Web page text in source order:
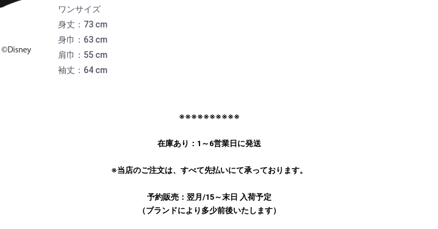
ワンサイズ
身丈：73 cm
身巾：63 cm
肩巾：55 cm
袖丈：64 cm
※※※※※※※※※※
在庫あり：1～6営業日に発送
※当店のご注文は、すべて先払いにて承っております。
予約販売：翌月/15～末日 入荷予定
（ブランドにより多少前後いたします）